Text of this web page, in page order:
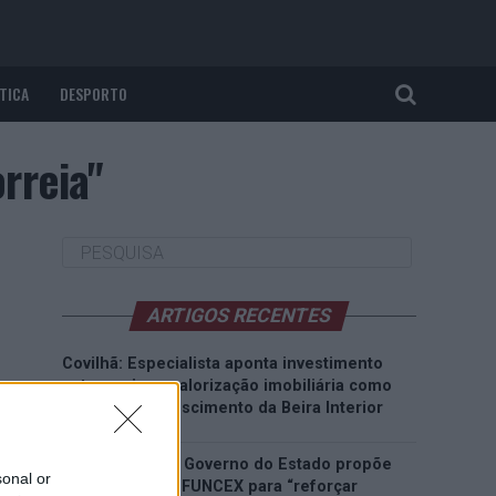
or
DESPORTO
ARTIGOS RECENTES
Covilhã: Especialista aponta investimento
estrangeiro e valorização imobiliária como
motores do crescimento da Beira Interior
Rio de Janeiro: Governo do Estado propõe
parceria com a FUNCEX para “reforçar